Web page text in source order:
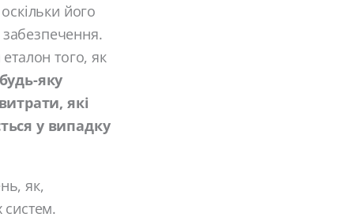
його
того, як
яку
які
у випадку
як,
систем.